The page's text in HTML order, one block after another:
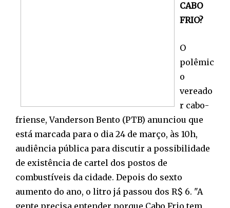
CABO
FRIO?
O
polêmic
o
vereado
r cabo-
friense, Vanderson Bento (PTB) anunciou que
está marcada para o dia 24 de março, às 10h,
audiência pública para discutir a possibilidade
de existência de cartel dos postos de
combustíveis da cidade. Depois do sexto
aumento do ano, o litro já passou dos R$ 6. "A